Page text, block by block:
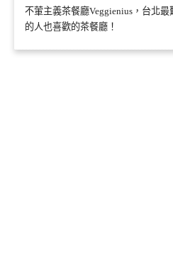
不葷主義茶餐廳Veggienius，台北
的人也喜歡的茶餐廳！